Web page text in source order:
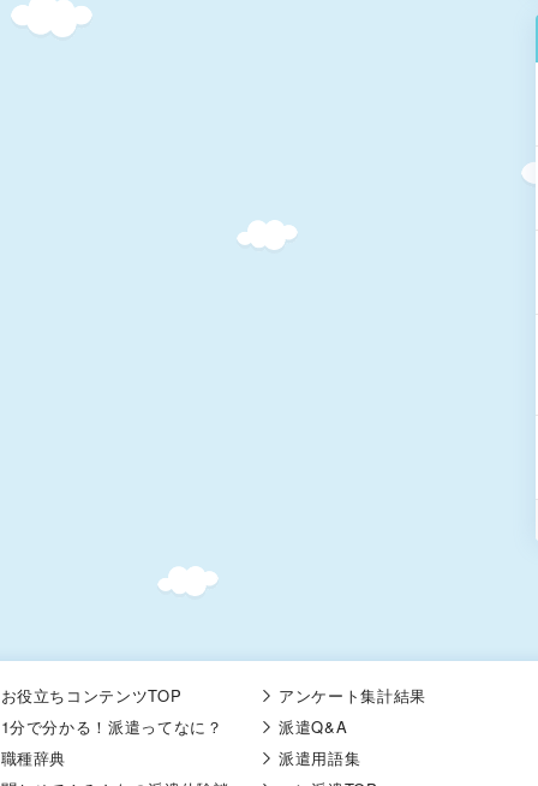
お役立ちコンテンツTOP アンケート集計結果
1分で分かる！派遣ってなに？
派遣Q&A
職種辞典
派遣用語集